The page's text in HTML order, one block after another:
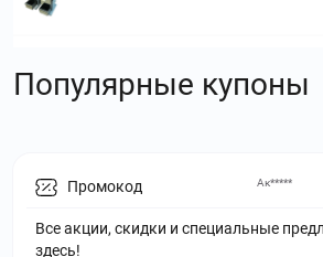
Популярные купоны
Промокод
Все акции, скидки и специальные
здесь!
Ак*****